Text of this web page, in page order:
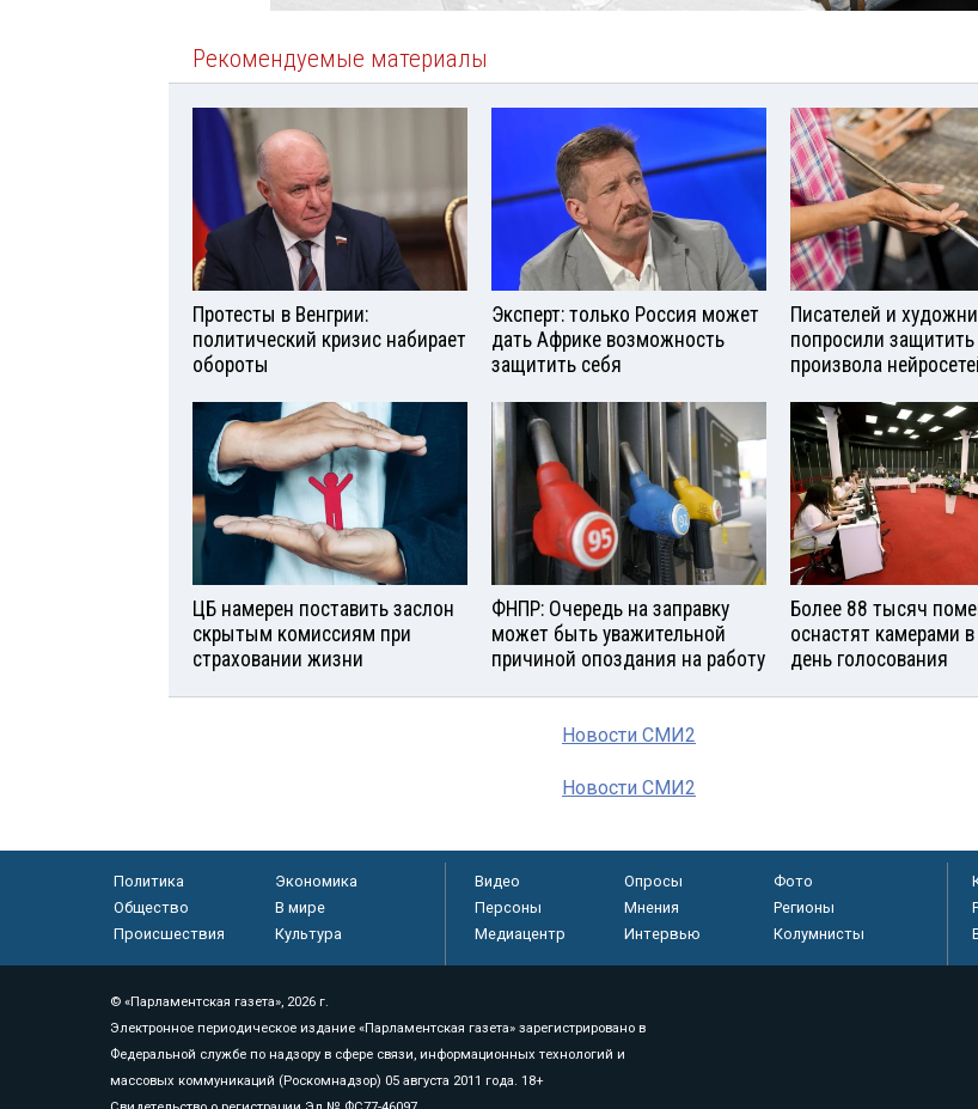
Рекомендуемые материалы
Протесты в Венгрии:
политический кризис набирает
обороты
Эксперт: только Россия может
дать Африке возможность
защитить себя
Писателей и
попросили защитить
произвола
ЦБ намерен поставить заслон
скрытым комиссиям при
страховании жизни
ФНПР: Очередь на заправку
может быть уважительной
причиной опоздания на работу
Более 88 тысяч
оснастят камерами
день голосования
Новости СМИ2
Новости СМИ2
Политика
Экономика
Общество
В мире
Происшествия
Культура
Видео Опросы
Фото
Персоны
Мнения
Регионы
Медиацентр
Интервью Колумнисты
© «Парламентская газета», 2026 г.
Электронное периодическое издание «Парламентская газета» зарегистрировано в
Федеральной службе по надзору в сфере связи, информационных технологий и
массовых коммуникаций (Роскомнадзор) 05 августа 2011 года. 18+